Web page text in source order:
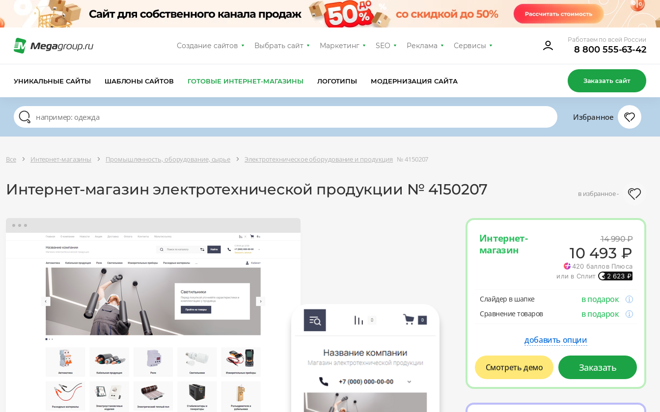
Создание сайтов Выбрать сайт Маркетинг SEO Реклама Сервисы
Работаем по всей России
8 800 555-63-42
УНИКАЛЬНЫЕ САЙТЫ ШАБЛОНЫ САЙТОВ ГОТОВЫЕ ИНТЕРНЕТ-МАГАЗИНЫ ЛОГОТИПЫ МОДЕРНИЗАЦИЯ САЙТА Заказать сайт
Избранное
Все Интернет-магазины Промышленность, оборудование, сырье Электротехническое оборудование и продукция № 4150207
Интернет-магазин электротехнической продукции № 4150207 в избранное -
Интернет-
магазин
14 990₽
10 493 ₽
420 баллов Плюса
или в Сплит
2 623 ₽
Слайдер в шапке в подарок
Cравнение товаров в подарок
добавить опции
Смотреть демо Заказать